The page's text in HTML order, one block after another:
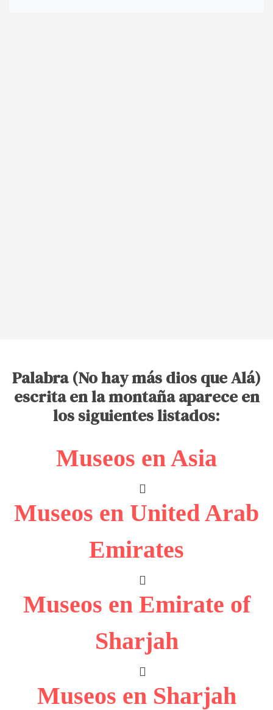
Palabra (No hay más dios que Alá)
escrita en la montaña aparece en
los siguientes listados:
Museos en Asia
Museos en United Arab
Emirates
Museos en Emirate of
Sharjah
Museos en Sharjah